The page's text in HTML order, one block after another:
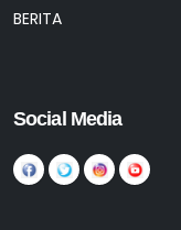
BERITA
Social Media